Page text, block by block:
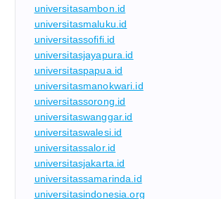
universitasambon.id
universitasmaluku.id
universitassofifi.id
universitasjayapura.id
universitaspapua.id
universitasmanokwari.id
universitassorong.id
universitaswanggar.id
universitaswalesi.id
universitassalor.id
universitasjakarta.id
universitassamarinda.id
universitasindonesia.org